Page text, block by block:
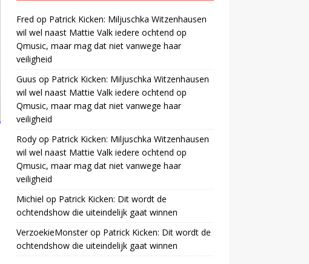
Fred op Patrick Kicken: Miljuschka Witzenhausen
wil wel naast Mattie Valk iedere ochtend op
Qmusic, maar mag dat niet vanwege haar
veiligheid
Guus op Patrick Kicken: Miljuschka Witzenhausen
wil wel naast Mattie Valk iedere ochtend op
Qmusic, maar mag dat niet vanwege haar
veiligheid
Rodyop Patrick Kicken: Miljuschka Witzenhausen
wil wel naast Mattie Valk iedere ochtend op
Qmusic, maar mag dat niet vanwege haar
veiligheid
Michiel op Patrick Kicken: Dit wordt de
ochtendshow die uiteindelijk gaat winnen
VerzoekieMonsterop Patrick Kicken: Dit wordt de
ochtendshow die uiteindelijk gaat winnen